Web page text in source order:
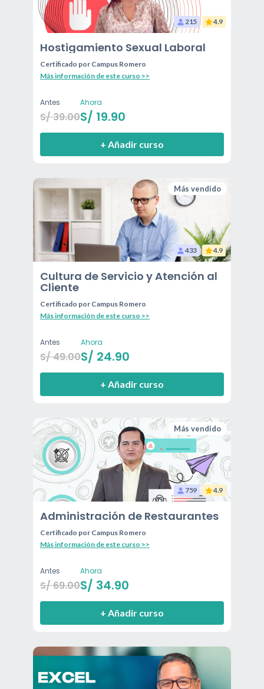
215 4.9
Hostigamiento Sexual Laboral
Certificado por Campus Romero
Más información de este curso >>
Antes
S/39.00
Ahora
S/ 19.90
+ Añadir curso
Más vendido
433 4.9
Cultura de Servicio y Atención al
Cliente
Certificado por Campus Romero
Más información de este curso >>
Antes
S/49.00
Ahora
S/ 24.90
+ Añadir curso
Más vendido
759 4.9
Administración de Restaurantes
Certificado por Campus Romero
Más información de este curso >>
Antes
S/69.00
Ahora
S/ 34.90
+ Añadir curso